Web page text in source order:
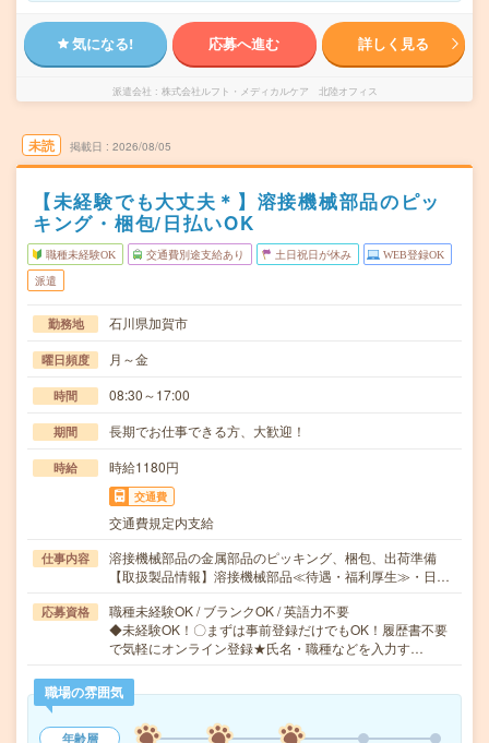
気になる! 応募へ進む 詳しく見る
派遣会社 株式会社ルフト・メディカルケア 北陸オフィス
未読 掲載日 2026/08/05
【未経験でも大丈夫＊】溶接機械部品のピッ
キング・梱包/日払いOK
職種未経験OK 交通費別途支給あり 土日祝日が休み WEB登録OK
派遣
勤務地 石川県加賀市
曜日頻度 月～金
時間 08:30～17:00
期間 長期でお仕事できる方、大歓迎！
時給 時給1180円
交通費
交通費規定内支給
仕事内容
溶接機械部品の金属部品のピッキング、梱包、出荷準備
【取扱製品情報】溶接機械部品≪待遇・福利厚生≫・日…
応募資格
職種未経験OK / ブランクOK / 英語力不要
◆未経験OK！〇まずは事前登録だけでもOK！履歴書不要
で気軽にオンライン登録★氏名・職種などを入力す…
職場の雰囲気
年齢層